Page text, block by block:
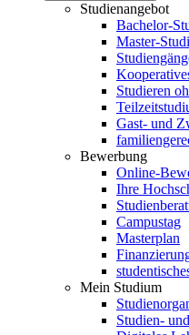
Studienangebot
Bachelor-
Master-
Studieren
Gast- und
Bewerbung
Online-
Ihre
Campustag
Masterplan
Mein Studium
Studien-